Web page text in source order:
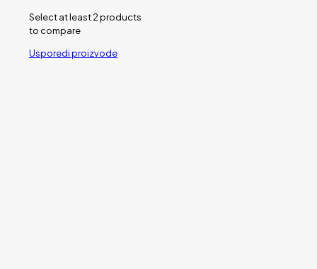
Select at least 2 products
to compare
Usporedi proizvode